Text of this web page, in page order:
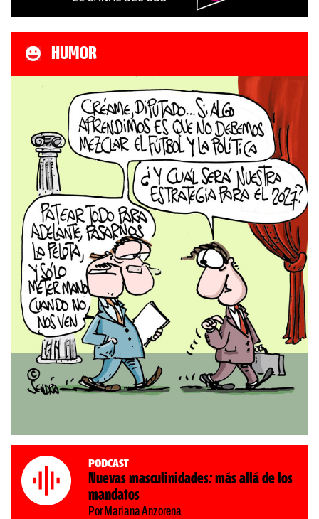
HUMOR
Podcast
Nuevas masculinidades: más allá de los
mandatos
Por Mariana Anzorena